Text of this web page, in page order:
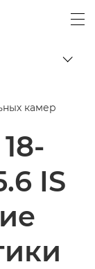
Logo, back
камер
IS